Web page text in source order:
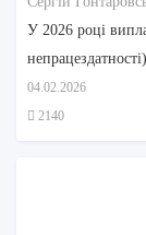
У 2026 році
звернути увагу
04.02.2026
2140